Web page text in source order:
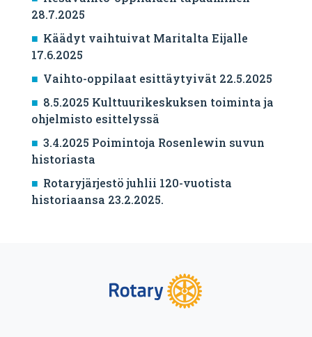
28.7.2025
Käädyt vaihtuivat Maritalta Eijalle
17.6.2025
Vaihto-oppilaat esittäytyivät 22.5.2025
8.5.2025 Kulttuurikeskuksen toiminta ja
ohjelmisto esittelyssä
3.4.2025 Poimintoja Rosenlewin suvun
historiasta
Rotaryjärjestö juhlii 120-vuotista
historiaansa 23.2.2025.